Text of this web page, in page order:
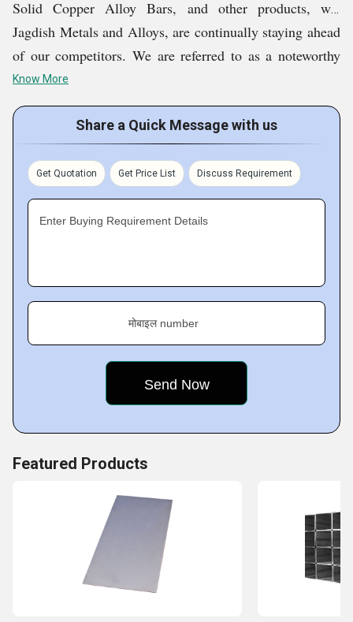
हम ग्राहकों की पूर्ण संतुष्टि की गारंटी देते हैं.
हम अपने सभी उत्पादों को बाज़ार में उपलब्ध कराने से पहले कई बार
उनकी जाँच करते हैं.
Solid Copper Alloy Bars, and other products, we,
Jagdish Metals and Alloys, are continually staying ahead
of our competitors. We are referred to as a noteworthy
wholesaler and supplier in the market. We are committed
to not only meeting the needs of our esteemed customers
but also surpassing their expectations.
Key Facts of Jagdish Metals and Alloys
Know More
Share a Quick Message with us
Get Quotation Get Price List Discuss Requirement
Enter Buying Requirement Details
मोबाइल number
Featured Products